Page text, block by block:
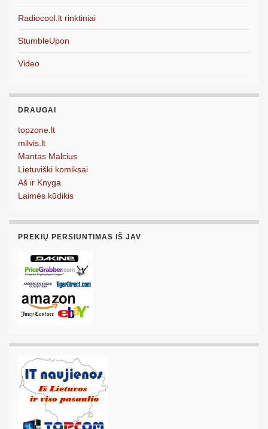
Radiocool.lt rinktiniai
StumbleUpon
Video
DRAUGAI
topzone.lt
milvis.lt
Mantas Malcius
Lietuviški komiksai
Aš ir Knyga
Laimės kūdikis
PREKIŲ PERSIUNTIMAS IŠ JAV